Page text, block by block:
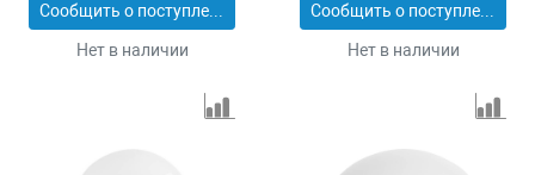
Сообщить о поступлении
Нет в наличии
Сообщить о поступлении
Нет в наличии